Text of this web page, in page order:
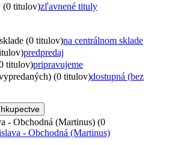
(0 titulov)zľavnené tituly
(0 titulov)na centrálnom sklade
predpredaj
titulov)pripravujeme
(0 titulov)dostupná (bez
- Obchodná (Martinus) (0
- Obchodná (Martinus)